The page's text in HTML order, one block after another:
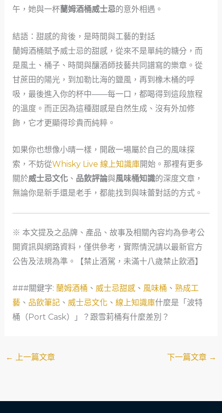
午，她與一杯蘭姆酒桶威士忌的意外相遇。
結語：甜感的背後，是時間與工藝的對話
蘭姆酒桶賦予威士忌的甜感，從來不是單純的糖分，而
是風土、桶子、時間與釀酒師技藝共同譜寫的樂章。從
甘蔗田的陽光，到加勒比海的鹽風，再到橡木桶的呼
吸，最後進入你的杯中——每一口，都喝得到這段旅程
的溫度。而正因為這種甜感是自然生成、沒有外加修
飾，它才更顯得珍貴而純粹。
如果你也想像小晴一樣，開啟一場屬於自己的風味探
索，不妨從Whisky Live 線上知識庫開始。那裡有更多
關於威士忌文化、 品飲評論與風味桶知識的深度文章，
無論你是新手還是老手，都能找到與味蕾對話的方式。
※ 本文提及之品牌、產品、故事及相關內容均為參考公
開資訊與網路資料，僅供參考，實際情況請以最新官方
公告及法規為準。【禁止酒駕，未滿十八歲禁止飲酒】
###關鍵字: 蘭姆酒桶 、 威士忌甜感、 風味桶 、 熟成工
藝、 品飲筆記、 威士忌文化、 線上知識庫什麼是「波特
桶（Port Cask）」？跟雪莉桶有什麼差別？
← 上一篇文章 下一篇文章 →